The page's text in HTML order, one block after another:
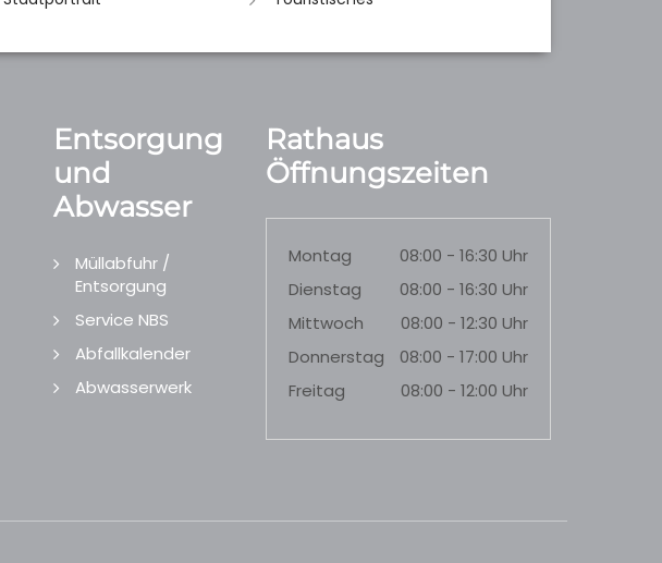
Entsorgung
und
Abwasser
Müllabfuhr /
Entsorgung
Service NBS
Abfallkalender
Abwasserwerk
Rathaus
Öffnungszeiten
Montag
08:00 - 16:30 Uhr
Dienstag
08:00 - 16:30 Uhr
Mittwoch
08:00 - 12:30 Uhr
Donnerstag
08:00 - 17:00 Uhr
Freitag
08:00 - 12:00 Uhr